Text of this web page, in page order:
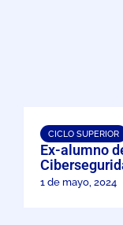
CICLO SUPERIOR
Ex-alumno
1 de mayo, 2024